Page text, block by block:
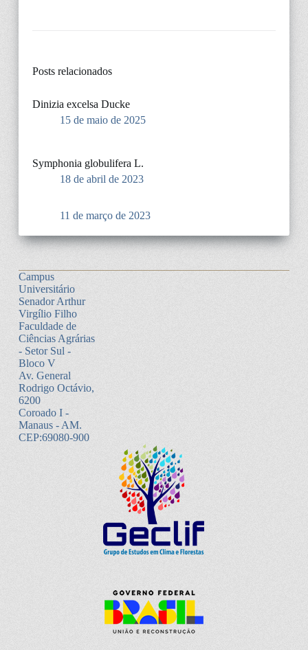
Posts relacionados
Dinizia excelsa Ducke
15 de maio de 2025
Symphonia globulifera L.
18 de abril de 2023
11 de março de 2023
Campus
Universitário
Senador Arthur
Virgílio Filho
Faculdade de
Ciências Agrárias
- Setor Sul -
Bloco V
Av. General
Rodrigo Octávio,
6200
Coroado I -
Manaus - AM.
CEP:69080-900